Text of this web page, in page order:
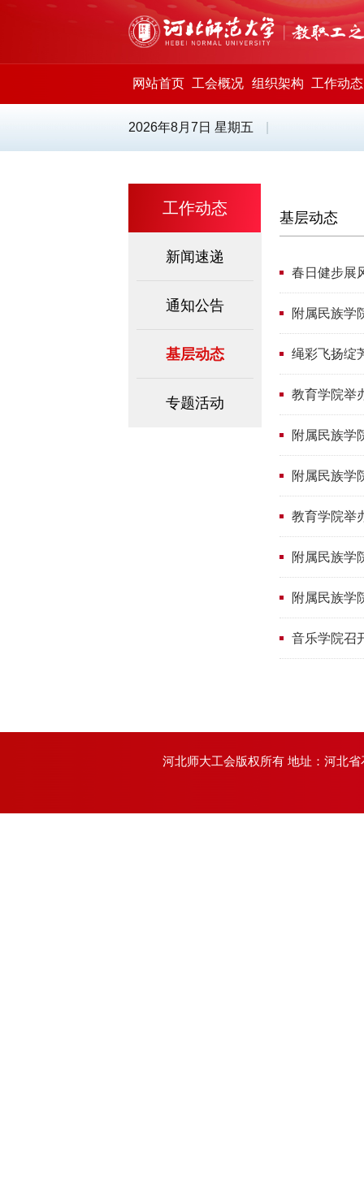
网站首页 工会概况 组织架构 工作动态
2026年8月7日 星期五
工作动态
新闻速递
通知公告
基层动态
专题活动
基层动态
春日健步展
附属民族学
绳彩飞扬绽
教育学院举
附属民族学
附属民族学
教育学院举
附属民族学
附属民族学
音乐学院召
河北师大工会版权所有 地址：河北